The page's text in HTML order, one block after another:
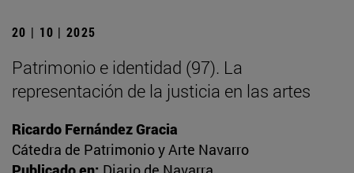
20 | 10 | 2025
Patrimonio e identidad (97). La
representación de la justicia en las artes
Ricardo Fernández Gracia
Cátedra de Patrimonio y Arte Navarro